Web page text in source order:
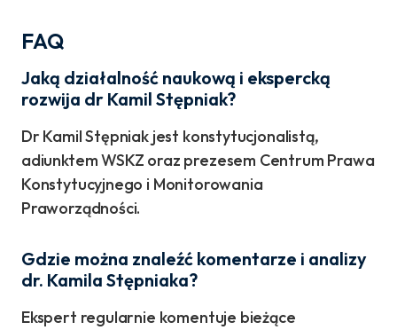
FAQ
Jaką działalność naukową i ekspercką
rozwija dr Kamil Stępniak?
Dr Kamil Stępniak jest konstytucjonalistą,
adiunktem WSKZ oraz prezesem Centrum Prawa
Konstytucyjnego i Monitorowania
Praworządności.
Gdzie można znaleźć komentarze i analizy
dr. Kamila Stępniaka?
Ekspert regularnie komentuje bieżące